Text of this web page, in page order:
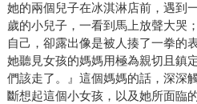
她的兩個兒子在冰淇淋店前，遇到
歲的小兒子，一看到馬上放聲大哭
自己，卻露出像是被人揍了一拳的
她聽見女孩的媽媽用極為親切且鎮
們該走了。』這個媽媽的話，深深
斷想起這個小女孩，以及她所面臨